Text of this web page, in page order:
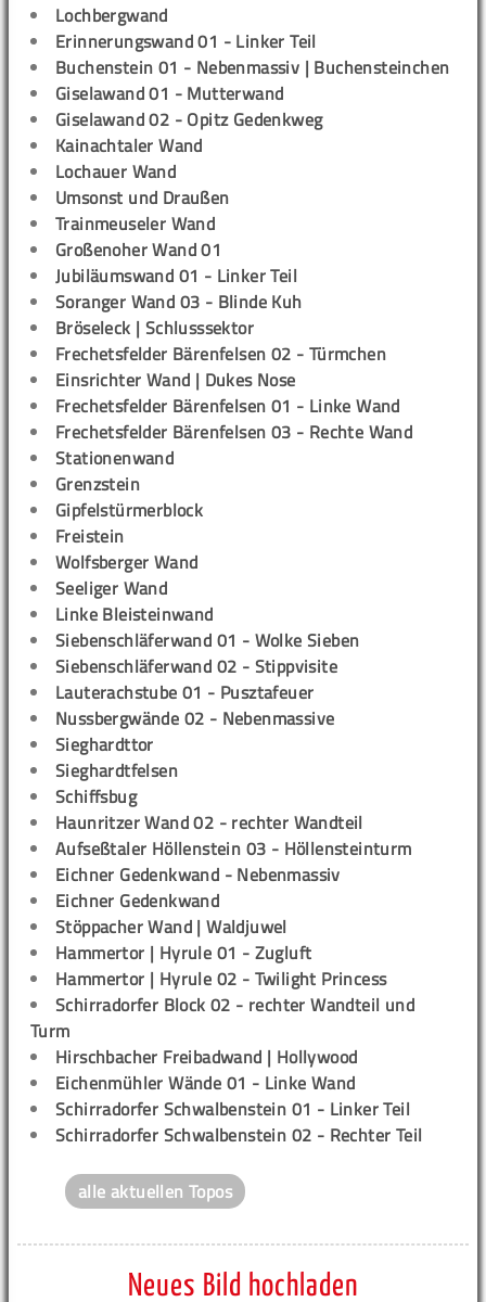
Lochbergwand
Erinnerungswand 01 - Linker Teil
Buchenstein 01 - Nebenmassiv | Buchensteinchen
Giselawand 01 - Mutterwand
Giselawand 02 - Opitz Gedenkweg
Kainachtaler Wand
Lochauer Wand
Umsonst und Draußen
Trainmeuseler Wand
Großenoher Wand 01
Jubiläumswand 01 - Linker Teil
Soranger Wand 03 - Blinde Kuh
Bröseleck | Schlusssektor
Frechetsfelder Bärenfelsen 02 - Türmchen
Einsrichter Wand | Dukes Nose
Frechetsfelder Bärenfelsen 01 - Linke Wand
Frechetsfelder Bärenfelsen 03 - Rechte Wand
Stationenwand
Grenzstein
Gipfelstürmerblock
Freistein
Wolfsberger Wand
Seeliger Wand
Linke Bleisteinwand
Siebenschläferwand 01 - Wolke Sieben
Siebenschläferwand 02 - Stippvisite
Lauterachstube 01 - Pusztafeuer
Nussbergwände 02 - Nebenmassive
Sieghardttor
Sieghardtfelsen
Schiffsbug
Haunritzer Wand 02 - rechter Wandteil
Aufseßtaler Höllenstein 03 - Höllensteinturm
Eichner Gedenkwand - Nebenmassiv
Eichner Gedenkwand
Stöppacher Wand | Waldjuwel
Hammertor | Hyrule 01 - Zugluft
Hammertor | Hyrule 02 - Twilight Princess
Schirradorfer Block 02 - rechter Wandteil und
Turm
Hirschbacher Freibadwand | Hollywood
Eichenmühler Wände 01 - Linke Wand
Schirradorfer Schwalbenstein 01 - Linker Teil
Schirradorfer Schwalbenstein 02 - Rechter Teil
alle aktuellen Topos
Neues Bild hochladen